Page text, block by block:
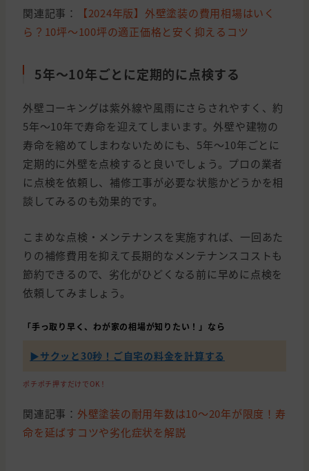
関連記事：
【2024年版】外壁塗装の費用相場はいく
ら？10坪〜100坪の適正価格と安く抑えるコツ
5年〜10年ごとに定期的に点検する
外壁コーキングは紫外線や風雨にさらされやすく、約
5年〜10年で寿命を迎えてしまいます。外壁や建物の
寿命を縮めてしまわないためにも、5年〜10年ごとに
定期的に外壁を点検すると良いでしょう。プロの業者
に点検を依頼し、補修工事が必要な状態かどうかを相
談してみるのも効果的です。
こまめな点検・メンテナンスを実施すれば、一回あた
りの補修費用を抑えて長期的なメンテナンスコストも
節約できるので、劣化がひどくなる前に早めに点検を
依頼してみましょう。
「手っ取り早く、わが家の相場が知りたい！」なら
▶︎サクッと30秒！ご自宅の料金を計算する
ポチポチ押すだけでOK！
関連記事： 外壁塗装の耐用年数は10〜20年が限度！寿
命を延ばすコツや劣化症状を解説